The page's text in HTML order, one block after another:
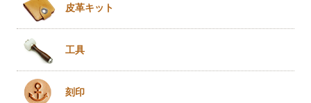
皮革キット
工具
刻印